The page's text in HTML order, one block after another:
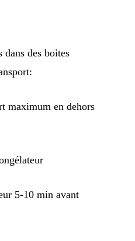
dans des boites
maximum en dehors
5-10 min avant